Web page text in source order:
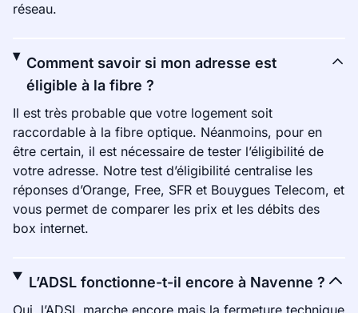
réseau.
Comment savoir si mon adresse est
éligible à la fibre ?
Il est très probable que votre logement soit
raccordable à la fibre optique. Néanmoins, pour en
être certain, il est nécessaire de tester l’éligibilité de
votre adresse. Notre test d’éligibilité centralise les
réponses d’Orange, Free, SFR et Bouygues Telecom, et
vous permet de comparer les prix et les débits des
box internet.
L’ADSL fonctionne-t-il encore à Navenne ?
Oui, l’ADSL marche encore mais la fermeture technique